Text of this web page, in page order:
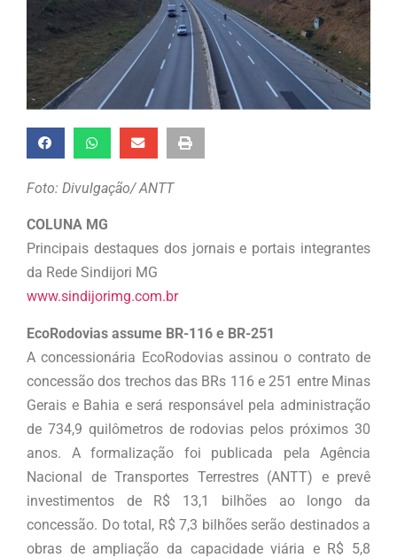
Foto: Divulgação/ ANTT
COLUNA MG
Principais destaques dos jornais e portais integrantes
da Rede Sindijori MG
www.sindijorimg.com.br
EcoRodovias assume BR-116 e BR-251
A concessionária EcoRodovias assinou o contrato de
concessão dos trechos das BRs 116 e 251 entre Minas
Gerais e Bahia e será responsável pela administração
de 734,9 quilômetros de rodovias pelos próximos 30
anos. A formalização foi publicada pela Agência
Nacional de Transportes Terrestres (ANTT) e prevê
investimentos de R$ 13,1 bilhões ao longo da
concessão. Do total, R$ 7,3 bilhões serão destinados a
obras de ampliação da capacidade viária e R$ 5,8